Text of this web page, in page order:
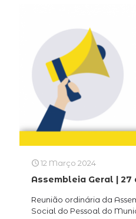
12 Março 2024
Assembleia Geral | 27
Reunião ordinária da
Social do Pessoal do